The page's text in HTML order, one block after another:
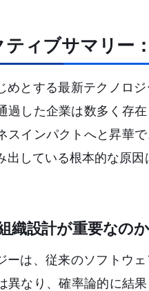
ティブサマリー
めとする最新テクノロ
過した企業は数多く存
スインパクトへと昇華
出している根本的な原
織設計が重要なのか
ーは、従来のソフトウ
異なり、確率論的に結